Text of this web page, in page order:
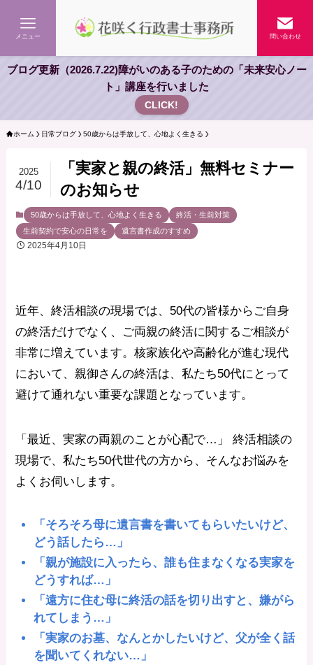
問い合わせ
メニュー
ブログ更新（2026.7.22)障がいのある子のための「未来安心ノー
ト」講座を行いました
CLICK!
ホーム 日常ブログ 50歳からは手放して、心地よく生きる
「実家と親の終活」無料セミナー
のお知らせ
2025
4/10
50歳からは手放して、心地よく生きる
終活・生前対策
生前契約で安心の日常を
遺言書作成のすすめ
2025年4月10日
近年、終活相談の現場では、50代の皆様からご自身
の終活だけでなく、ご両親の終活に関するご相談が
非常に増えています。核家族化や高齢化が進む現代
において、親御さんの終活は、私たち50代にとって
避けて通れない重要な課題となっています。
「最近、実家の両親のことが心配で…」 終活相談の
現場で、私たち50代世代の方から、そんなお悩みを
よくお伺いします。
「そろそろ母に遺言書を書いてもらいたいけど、
どう話したら…」
「親が施設に入ったら、誰も住まなくなる実家を
どうすれば…」
「遠方に住む母に終活の話を切り出すと、嫌がら
れてしまう…」
「実家のお墓、なんとかしたいけど、父が全く話
を聞いてくれない…」